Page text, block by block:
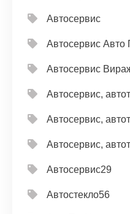
Автосервис
Автосервис Авто
Автосервис
Автосервис,
Автосервис,
Автосервис,
Автосервис29
Автостекло56